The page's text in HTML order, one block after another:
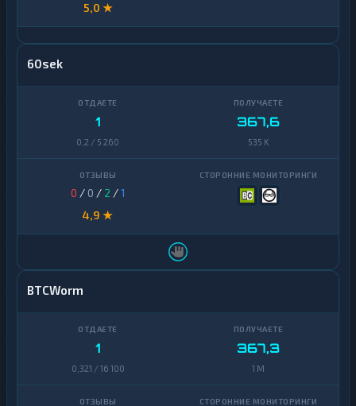
5,0 ★
60sek
1
0,2 / 5 260
367,6
535 K
0 / 0 / 2 /1
4,9 ★
BTCWorm
1
0,321 / 16 100
367,3
1 M